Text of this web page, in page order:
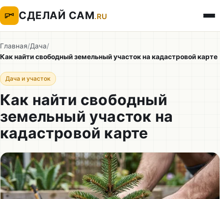
СДЕЛАЙ САМ.RU
Главная/Дача/
Как найти свободный земельный участок на кадастровой карте
Дача и участок
Как найти свободный
земельный участок на
кадастровой карте